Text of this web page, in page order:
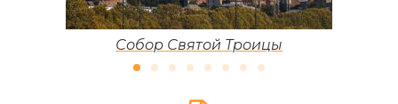
Вид на церковь Метехи и крепость